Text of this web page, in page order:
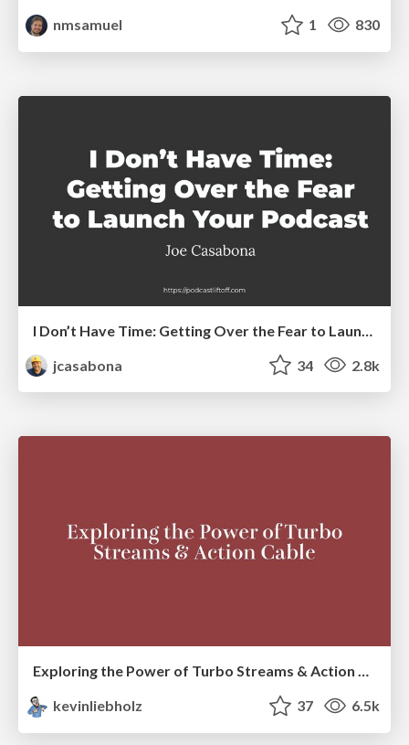
nmsamuel
1 830
jcasabona
34 2.8k
Exploring the Power of Turbo Streams & Action Cable | RailsConf2023
kevinliebholz
37 6.5k